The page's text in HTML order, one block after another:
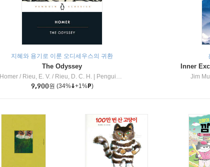
지혜와 용기로 이룬 오디세우스의 귀환
The Odyssey
Homer / Rieu, E. V. / Rieu, D. C. H.
Penguin Group
9,900원 (34% +1% )
Jim